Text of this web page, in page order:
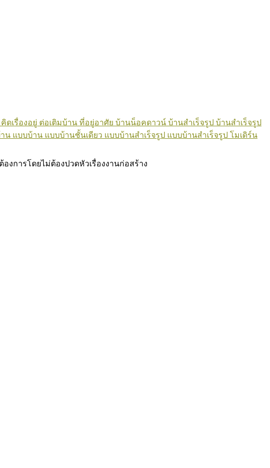
งการโดยไม่ต้องปวดหัวเรื่องงานก่อสร้าง
คิดเรื่องอยู่ ต่อเติมบ้าน ที่อยู่อาศัย บ้านน็อคดาวน์ บ้านสำเร็จรูป บ้านสำเร็จรูป
น แบบบ้าน แบบบ้านชั้นเดียว แบบบ้านสำเร็จรูป แบบบ้านสำเร็จรูป โมเดิร์น